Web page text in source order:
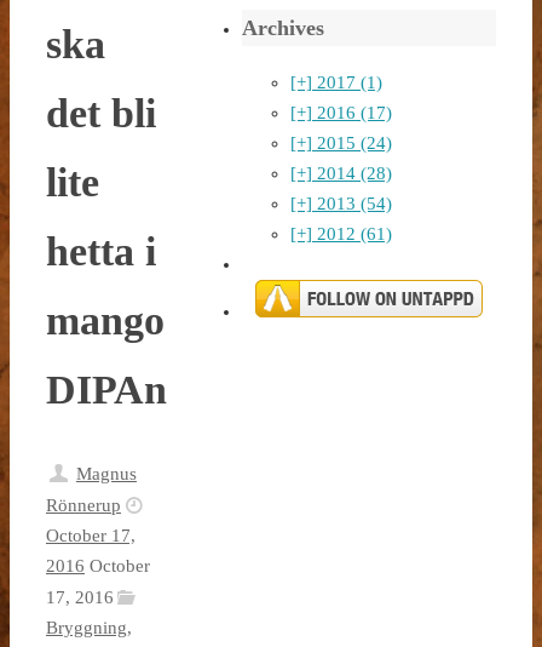
ska
det bli
lite
hetta i
mango
DIPAn
Magnus
Rönnerup
October 17,
2016 October
17, 2016
Bryggning,
Archives
[+] 2017 (1)
[+] 2016 (17)
[+] 2015 (24)
[+] 2014 (28)
[+] 2013 (54)
[+] 2012 (61)